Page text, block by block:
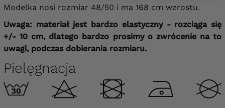
Modelka nosi rozmiar 48/50 i ma 168 cm wzrostu.
Uwaga: materiał jest bardzo elastyczny - rozciąga się
+/- 10 cm, dlatego bardzo prosimy o zwrócenie na to
uwagi, podczas dobierania rozmiaru.
Pielęgnacja